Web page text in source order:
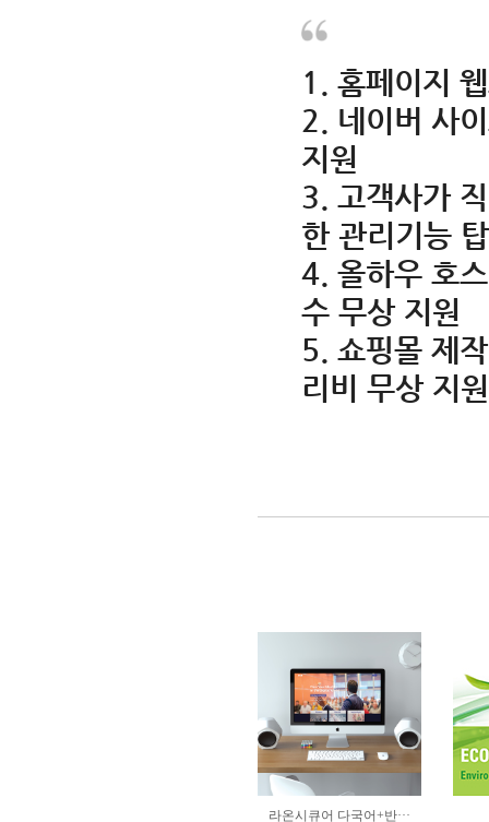
1. 홈페이지
2. 네이버 사
지원
3. 고객사가
한 관리기능
4. 올하우 호
수 무상 지원
5. 쇼핑몰 제
리비 무상 지